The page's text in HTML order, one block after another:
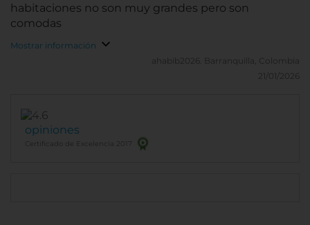
habitaciones no son muy grandes pero son
comodas
Mostrar información
ahabib2026.
Barranquilla, Colombia
21/01/2026
opiniones
Certificado de Excelencia 2017